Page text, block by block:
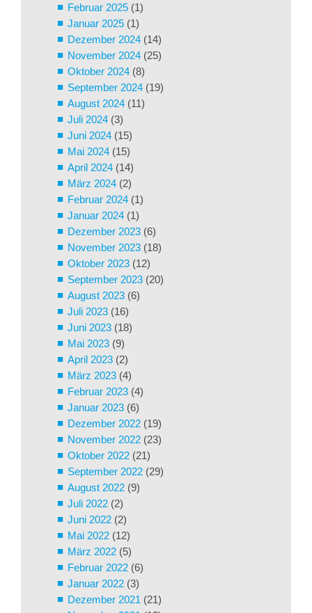
Februar 2025 (1)
Januar 2025 (1)
Dezember 2024 (14)
November 2024 (25)
Oktober 2024 (8)
September 2024 (19)
August 2024 (11)
Juli 2024 (3)
Juni 2024 (15)
Mai 2024 (15)
April 2024 (14)
März 2024 (2)
Februar 2024 (1)
Januar 2024 (1)
Dezember 2023 (6)
November 2023 (18)
Oktober 2023 (12)
September 2023 (20)
August 2023 (6)
Juli 2023 (16)
Juni 2023 (18)
Mai 2023 (9)
April 2023 (2)
März 2023 (4)
Februar 2023 (4)
Januar 2023 (6)
Dezember 2022 (19)
November 2022 (23)
Oktober 2022 (21)
September 2022 (29)
August 2022 (9)
Juli 2022 (2)
Juni 2022 (2)
Mai 2022 (12)
März 2022 (5)
Februar 2022 (6)
Januar 2022 (3)
Dezember 2021 (21)